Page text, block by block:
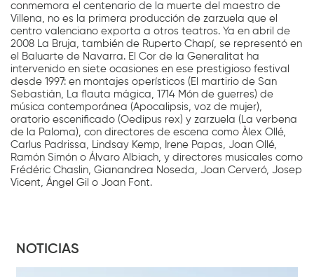
conmemora el centenario de la muerte del maestro de
Villena, no es la primera producción de zarzuela que el
centro valenciano exporta a otros teatros. Ya en abril de
2008 La Bruja, también de Ruperto Chapí, se representó en
el Baluarte de Navarra. El Cor de la Generalitat ha
intervenido en siete ocasiones en ese prestigioso festival
desde 1997: en montajes operísticos (El martirio de San
Sebastián, La flauta mágica, 1714 Món de guerres) de
música contemporánea (Apocalipsis, voz de mujer),
oratorio escenificado (Oedipus rex) y zarzuela (La verbena
de la Paloma), con directores de escena como Àlex Ollé,
Carlus Padrissa, Lindsay Kemp, Irene Papas, Joan Ollé,
Ramón Simón o Álvaro Albiach, y directores musicales como
Frédéric Chaslin, Gianandrea Noseda, Joan Cerveró, Josep
Vicent, Ángel Gil o Joan Font.
NOTICIAS